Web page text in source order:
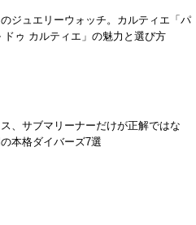
ジュエリーウォッチ。カルティエ「パ
ドゥ カルティエ」の魅力と選び方
、サブマリーナーだけが正解ではな
本格ダイバーズ7選